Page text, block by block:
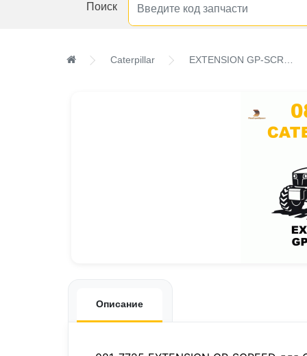
Поиск
Caterpillar EXTENSION GP-SCREED
Описание